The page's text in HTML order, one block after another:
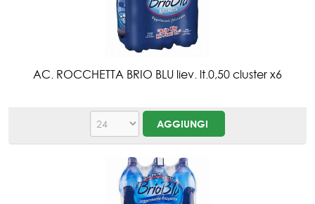
AC. ROCCHETTA BRIO BLU liev. lt.0,50 cluster x6